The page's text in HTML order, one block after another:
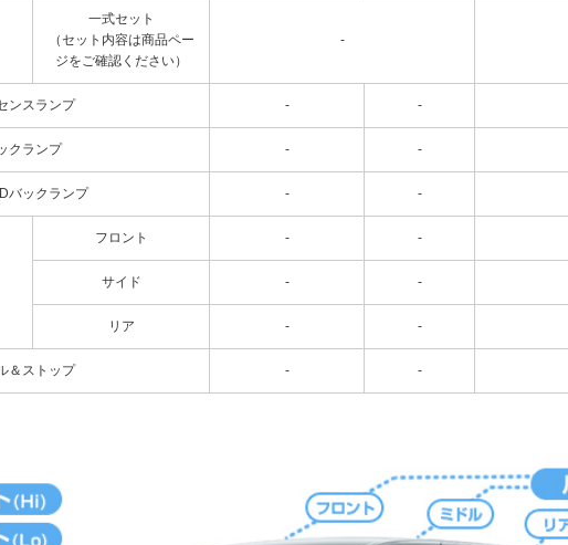
一式セット
（セット内容は商品ペー
ジをご確認ください）
-
ンスランプ - -
クランプ - -
バックランプ - -
フロント - -
サイド - -
リア - -
＆ストップ - -